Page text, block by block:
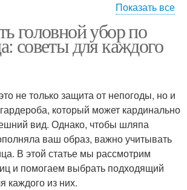
форма Головные уборы
Головной убор
форма Грушевидная форма
Показать все
головной убор по
советы для каждого
не только защита от непогоды, но и
который может кардинально
вид. Однако, чтобы шляпа
ваш образ, важно учитывать
В этой статье мы рассмотрим
и помогаем выбрать подходящий
каждого из них.